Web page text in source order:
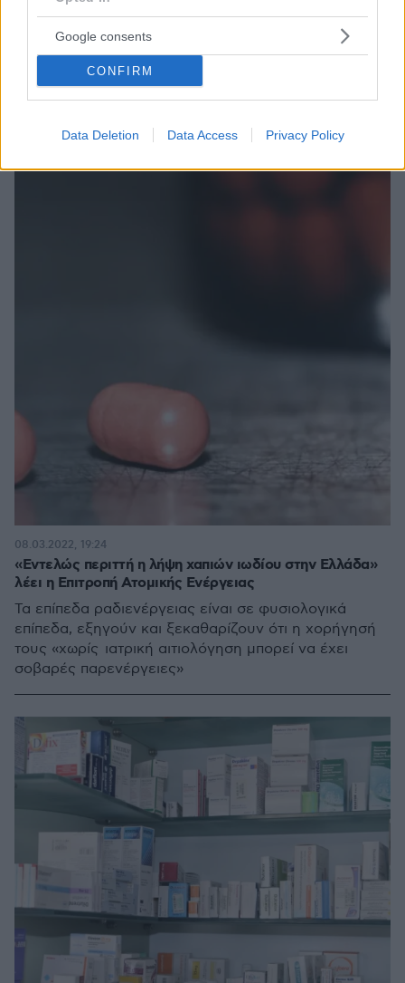
Google consents
CONFIRM
Data Deletion Data Access Privacy Policy
κυβερνητικές αναφορές για «πιθανό πυρηνικό ατύχημα»
Το υπουργείο Υγείας της Φινλανδίας δεν
αναφέρθηκε άμεσα στον πόλεμο της Ουκρανίας,
αλλά έκανε λόγο για «επικαιροποίηση κανόνων
σύμφωνα με τις οδηγίες του ΠΟΥ»
«Εντελώς περιττή η λήψη χαπιών ιωδίου στην Ελλάδα»
λέει η Επιτροπή Ατομικής Ενέργειας
Τα επίπεδα ραδιενέργειας είναι σε φυσιολογικά
επίπεδα, εξηγούν και ξεκαθαρίζουν ότι η χορήγησή
τους «χωρίς ιατρική αιτιολόγηση μπορεί να έχει
σοβαρές παρενέργειες»
08.03.2022, 19:24